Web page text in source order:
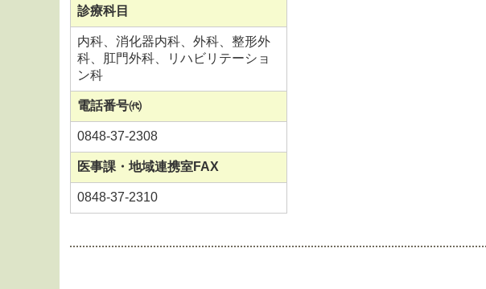
診療科目
内科、消化器内科、外科、整形外
科、肛門外科、リハビリテーショ
ン科
電話番号㈹
0848-37-2308
医事課・地域連携室FAX
0848-37-2310